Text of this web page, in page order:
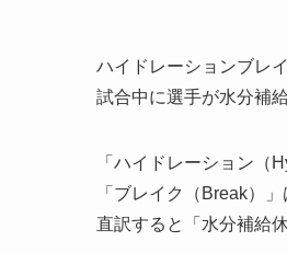
ハイドレーションブレ
試合中に選手が水分補
「ハイドレーション（
「ブレイク（Break）
直訳すると「水分補給